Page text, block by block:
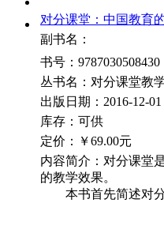
对分课堂：中国教育
副书名：
书号：9787030508430
丛书名：对分课堂教
出版日期：2016-12-01
库存：可供
定价：
￥69.00元
内容简介：对分课堂
的教学效果。
本书首先简述对分